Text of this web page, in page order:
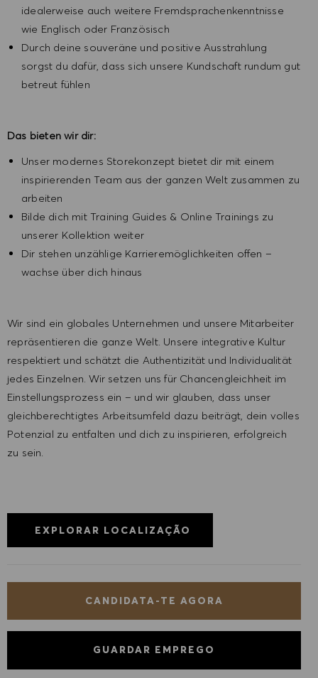
idealerweise auch weitere Fremdsprachenkenntnisse
wie Englisch oder Französisch
Durch deine souveräne und positive Ausstrahlung
sorgst du dafür, dass sich unsere Kundschaft rundum gut
betreut fühlen
Das bieten wir dir:
Unser modernes Storekonzept bietet dir mit einem
inspirierenden Team aus der ganzen Welt zusammen zu
arbeiten
Bilde dich mit Training Guides & Online Trainings zu
unserer Kollektion weiter
Dir stehen unzählige Karrieremöglichkeiten offen –
wachse über dich hinaus
Wir sind ein globales Unternehmen und unsere Mitarbeiter
repräsentieren die ganze Welt. Unsere integrative Kultur
respektiert und schätzt die Authentizität und Individualität
jedes Einzelnen. Wir setzen uns für Chancengleichheit im
Einstellungsprozess ein – und wir glauben, dass unser
gleichberechtigtes Arbeitsumfeld dazu beiträgt, dein volles
Potenzial zu entfalten und dich zu inspirieren, erfolgreich
zu sein.
EXPLORAR LOCALIZAÇÃO
CANDIDATA-TE AGORA
GUARDAR EMPREGO